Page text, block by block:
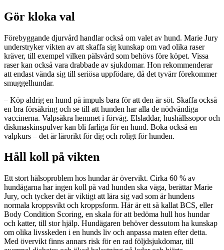
Gör kloka val
Förebyggande djurvård handlar också om valet av hund. Marie Jury
understryker vikten av att skaffa sig kunskap om vad olika raser
kräver, till exempel vilken pälsvård som behövs före köpet. Vissa
raser kan också vara drabbade av sjukdomar. Hon rekommenderar
att endast vända sig till seriösa uppfödare, då det tyvärr förekommer
smuggelhundar.
– Köp aldrig en hund på impuls bara för att den är söt. Skaffa också
en bra försäkring och se till att hunden har alla de nödvändiga
vaccinerna. Valpsäkra hemmet i förväg. Elsladdar, hushållssopor och
diskmaskinspulver kan bli farliga för en hund. Boka också en
valpkurs – det är lärorikt för dig och roligt för hunden.
Håll koll på vikten
Ett stort hälsoproblem hos hundar är övervikt. Cirka 60 % av
hundägarna har ingen koll på vad hunden ska väga, berättar Marie
Jury, och tycker det är viktigt att lära sig vad som är hundens
normala kroppsvikt och kroppsform. Här är ett så kallat BCS, eller
Body Condition Scoring, en skala för att bedöma hull hos hundar
och katter, till stor hjälp. Hundägaren behöver dessutom ha kunskap
om olika livsskeden i en hunds liv och anpassa maten efter detta.
Med övervikt finns annars risk för en rad följdsjukdomar, till